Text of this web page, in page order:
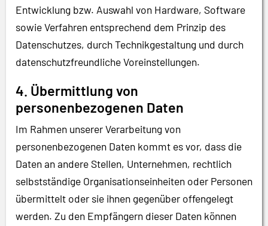
Entwicklung bzw. Auswahl von Hardware, Software
sowie Verfahren entsprechend dem Prinzip des
Datenschutzes, durch Technikgestaltung und durch
datenschutzfreundliche Voreinstellungen.
4. Übermittlung von
personenbezogenen Daten
Im Rahmen unserer Verarbeitung von
personenbezogenen Daten kommt es vor, dass die
Daten an andere Stellen, Unternehmen, rechtlich
selbstständige Organisationseinheiten oder Personen
übermittelt oder sie ihnen gegenüber offengelegt
werden. Zu den Empfängern dieser Daten können